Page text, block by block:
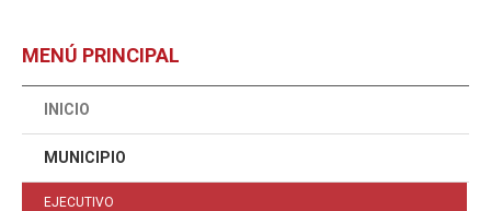
MENÚ PRINCIPAL
INICIO
MUNICIPIO
EJECUTIVO